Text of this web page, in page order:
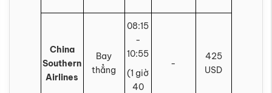
China
Southern
Airlines
Bay
thẳng
08:15
-
10:55
(1 giờ
40
-
425
USD